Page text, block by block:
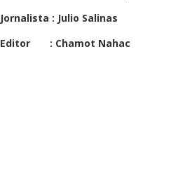
Jornalista : Julio Salinas
Editor : Chamot Nahac